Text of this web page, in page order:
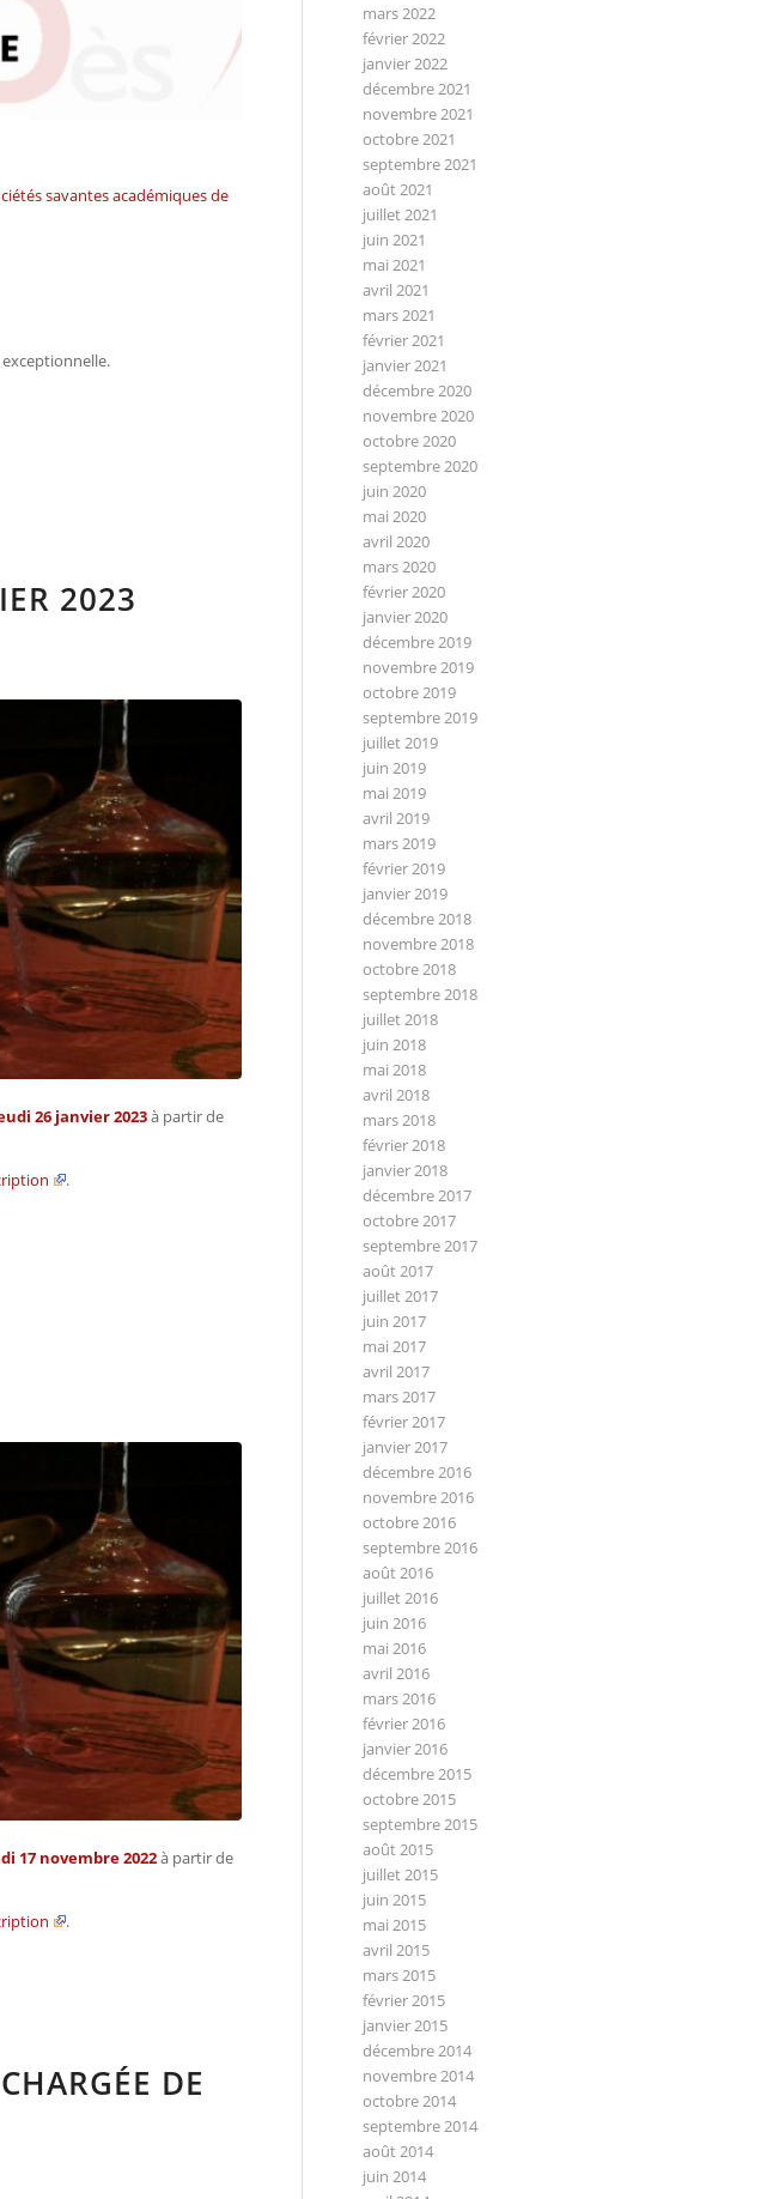
savantes académiques de
2023
26 janvier 2023à partir de
.
17 novembre 2022à partir de
.
DE
mars 2022
février 2022
janvier 2022
décembre 2021
novembre 2021
octobre 2021
septembre 2021
août 2021
juillet 2021
juin 2021
mai 2021
avril 2021
mars 2021
février 2021
janvier 2021
décembre 2020
novembre 2020
octobre 2020
septembre 2020
juin 2020
mai 2020
avril 2020
mars 2020
février 2020
janvier 2020
décembre 2019
novembre 2019
octobre 2019
septembre 2019
juillet 2019
juin 2019
mai 2019
avril 2019
mars 2019
février 2019
janvier 2019
décembre 2018
novembre 2018
octobre 2018
septembre 2018
juillet 2018
juin 2018
mai 2018
avril 2018
mars 2018
février 2018
janvier 2018
décembre 2017
octobre 2017
septembre 2017
août 2017
juillet 2017
juin 2017
mai 2017
avril 2017
mars 2017
février 2017
janvier 2017
décembre 2016
novembre 2016
octobre 2016
septembre 2016
août 2016
juillet 2016
juin 2016
mai 2016
avril 2016
mars 2016
février 2016
janvier 2016
décembre 2015
octobre 2015
septembre 2015
août 2015
juillet 2015
juin 2015
mai 2015
avril 2015
mars 2015
février 2015
janvier 2015
décembre 2014
novembre 2014
octobre 2014
septembre 2014
août 2014
juin 2014